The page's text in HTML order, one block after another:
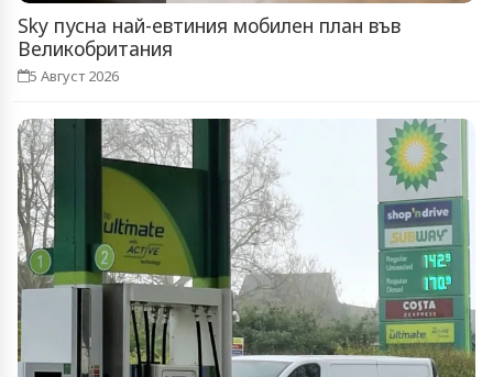
Sky пусна най-евтиния мобилен план във
Великобритания
5 Август 2026